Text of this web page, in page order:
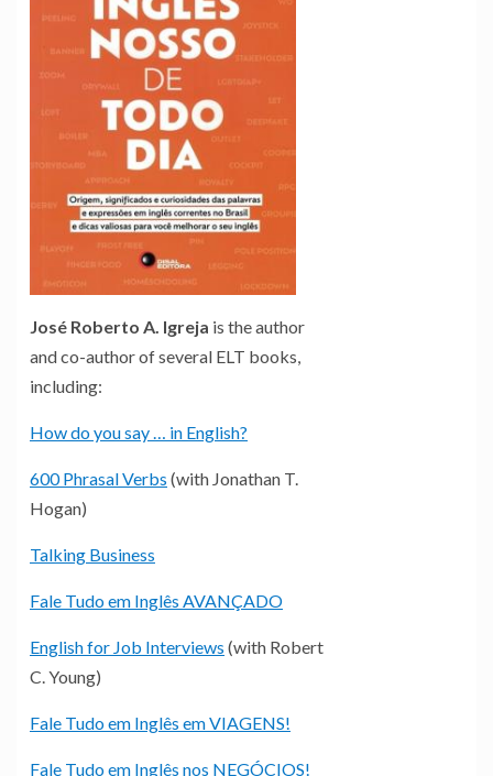
José Roberto A. Igreja is the author
and co-author of several ELT books,
including:
How do you say … in English?
600 Phrasal Verbs (with Jonathan T.
Hogan)
Talking Business
Fale Tudo em Inglês AVANÇADO
English for Job Interviews (with Robert
C. Young)
Fale Tudo em Inglês em VIAGENS!
Fale Tudo em Inglês nos NEGÓCIOS!